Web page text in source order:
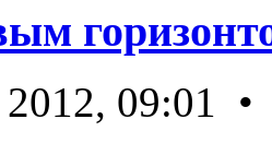
2012, 09:01